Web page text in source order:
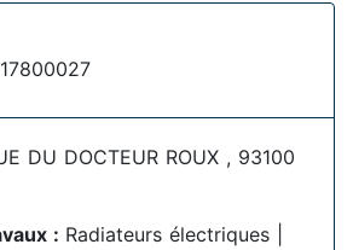
DU DOCTEUR ROUX , 93100
: Radiateurs électriques |